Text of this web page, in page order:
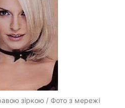
зіркою / Фото з мережі